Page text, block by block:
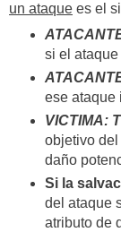
un ataque es el
si el
ese ataque
VICTIMA:
objetivo
daño
Si la
del ataque
atributo de